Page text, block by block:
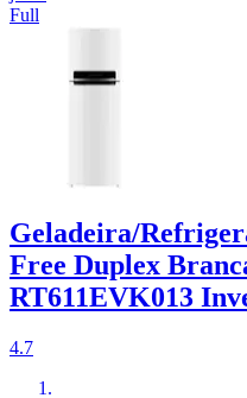
Full
Geladeira/
Free Duplex
RT611EVK013
4.7